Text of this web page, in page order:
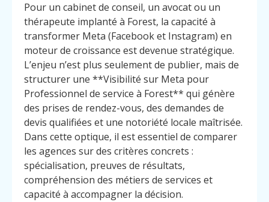
Pour un cabinet de conseil, un avocat ou un
thérapeute implanté à Forest, la capacité à
transformer Meta (Facebook et Instagram) en
moteur de croissance est devenue stratégique.
L’enjeu n’est plus seulement de publier, mais de
structurer une **Visibilité sur Meta pour
Professionnel de service à Forest** qui génère
des prises de rendez-vous, des demandes de
devis qualifiées et une notoriété locale maîtrisée.
Dans cette optique, il est essentiel de comparer
les agences sur des critères concrets :
spécialisation, preuves de résultats,
compréhension des métiers de services et
capacité à accompagner la décision.